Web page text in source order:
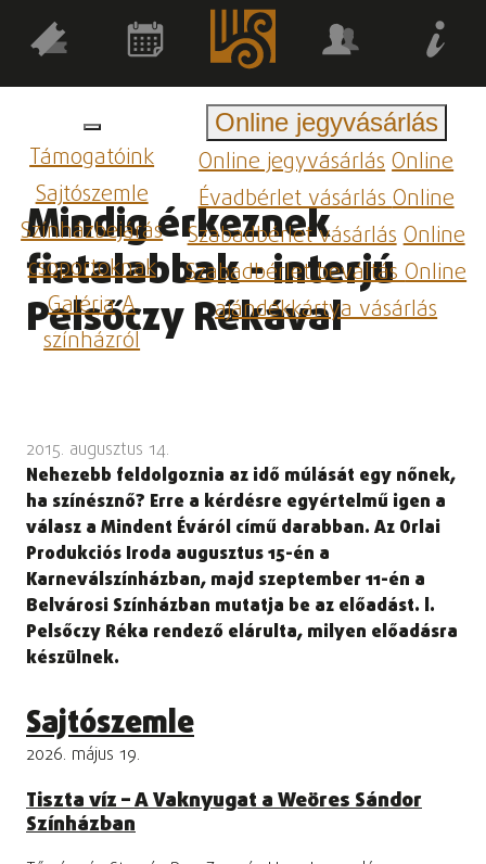
Támogatóink
Sajtószemle
Színházbejárás
csoportoknak
GalériaA
színházról
Online jegyvásárlás
Online jegyvásárlásOnline
Évadbérlet vásárlásOnline
Szabadbérlet vásárlásOnline
Szabadbérlet beváltásOnline
ajándékkártya vásárlás
Mindig érkeznek
fiatalabbak - interjú
Pelsőczy Rékával
2015. augusztus 14.
Nehezebb feldolgoznia az idő múlását egy nőnek,
ha színésznő? Erre a kérdésre egyértelmű igen a
válasz a Mindent Éváról című darabban. Az Orlai
Produkciós Iroda augusztus 15-én a
Karneválszínházban, majd szeptember 11-én a
Belvárosi Színházban mutatja be az előadást. l.
Pelsőczy Réka rendező elárulta, milyen előadásra
készülnek.
Sajtószemle
2026. május 19.
Tiszta víz – A Vaknyugat a Weöres Sándor
Színházban